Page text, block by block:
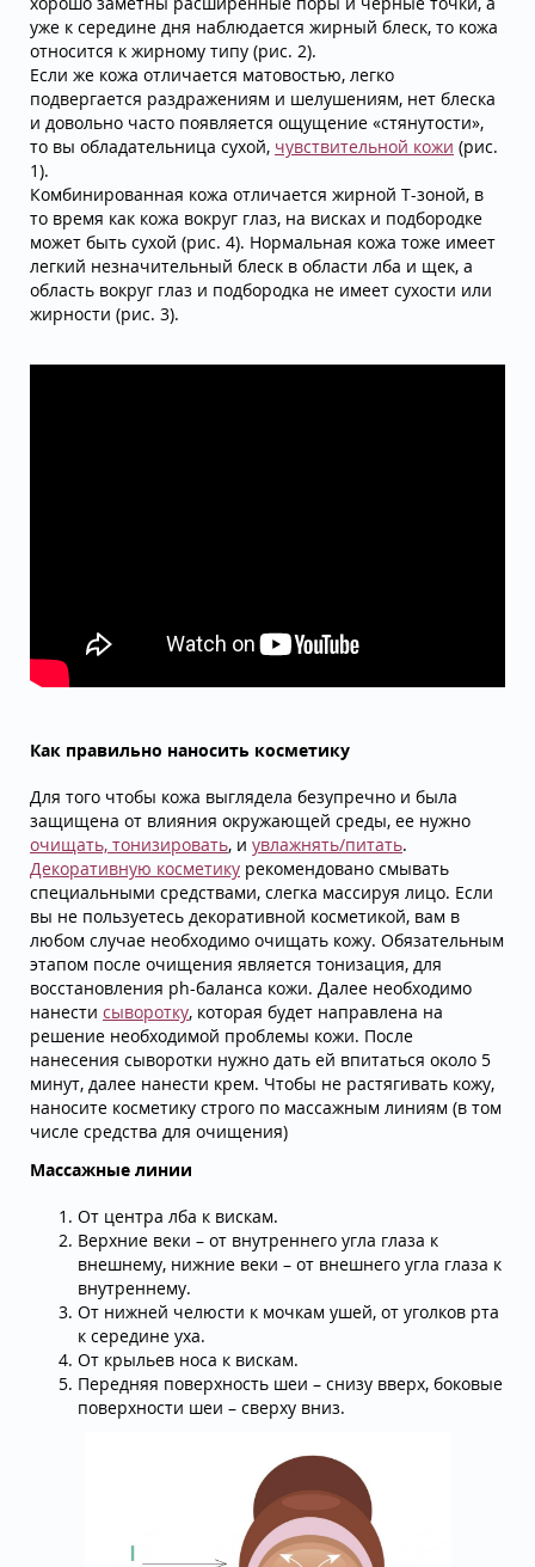
уже к середине дня наблюдается жирный блеск, то кожа
относится к жирному типу (рис. 2).
Если же кожа отличается матовостью, легко
подвергается раздражениям и шелушениям, нет блеска
и довольно часто появляется ощущение «стянутости»,
то вы обладательница сухой, чувствительной кожи (рис.
1).
Комбинированная кожа отличается жирной Т-зоной, в
то время как кожа вокруг глаз, на висках и подбородке
может быть сухой (рис. 4). Нормальная кожа тоже имеет
легкий незначительный блеск в области лба и щек, а
область вокруг глаз и подбородка не имеет сухости или
жирности (рис. 3).
Как правильно наносить косметику
Для того чтобы кожа выглядела безупречно и была
защищена от влияния окружающей среды, ее нужно
очищать, тонизировать, и увлажнять/питать.
Декоративную косметику рекомендовано смывать
специальными средствами, слегка массируя лицо. Если
вы не пользуетесь декоративной косметикой, вам в
любом случае необходимо очищать кожу. Обязательным
этапом после очищения является тонизация, для
восстановления ph-баланса кожи. Далее необходимо
нанести сыворотку, которая будет направлена на
решение необходимой проблемы кожи. После
нанесения сыворотки нужно дать ей впитаться около 5
минут, далее нанести крем. Чтобы не растягивать кожу,
наносите косметику строго по массажным линиям (в том
числе средства для очищения)
Массажные линии
От центра лба к вискам.
Верхние веки – от внутреннего угла глаза к
внешнему, нижние веки – от внешнего угла глаза к
внутреннему.
От нижней челюсти к мочкам ушей, от уголков рта
к середине уха.
От крыльев носа к вискам.
Передняя поверхность шеи – снизу вверх, боковые
поверхности шеи – сверху вниз.